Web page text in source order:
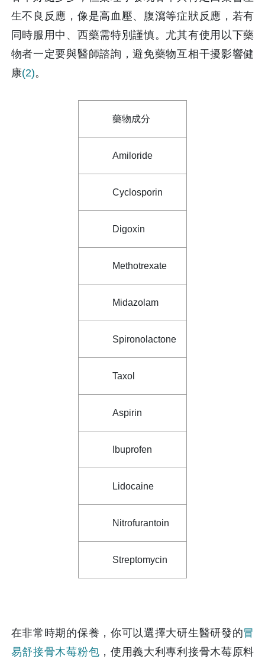
生不良反應，像是高血壓、腹瀉等症狀反應，若有
同時服用中、西藥需特別謹慎。尤其有使用以下藥
物者一定要與醫師諮詢，避免藥物互相干擾影響健
康(2)。
藥物成分
Amiloride
Cyclosporin
Digoxin
Methotrexate
Midazolam
Spironolactone
Taxol
Aspirin
Ibuprofen
Lidocaine
Nitrofurantoin
Streptomycin
在非常時期的保養，你可以選擇大研生醫研發的冒
易舒接骨木莓粉包 ，使用義大利專利接骨木莓原料